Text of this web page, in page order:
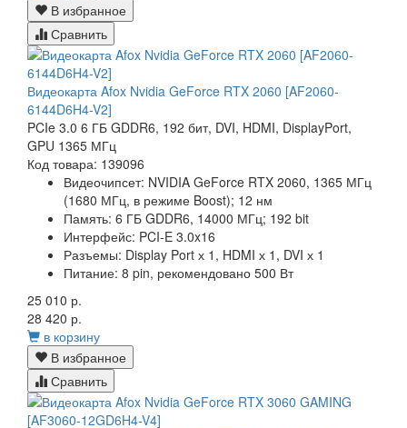
В избранное
Сравнить
Видеокарта Afox Nvidia GeForce RTX 2060 [AF2060-
6144D6H4-V2]
PCIe 3.0 6 ГБ GDDR6, 192 бит, DVI, HDMI, DisplayPort,
GPU 1365 МГц
Код товара: 139096
Видеочипсет: NVIDIA GeForce RTX 2060, 1365 МГц
(1680 МГц, в режиме Boost); 12 нм
Память: 6 ГБ GDDR6, 14000 МГц; 192 bit
Интерфейс: PCI-E 3.0x16
Разъемы: Display Port х 1, HDMI х 1, DVI х 1
Питание: 8 pin, рекомендовано 500 Вт
25 010 р.
28 420 р.
в корзину
В избранное
Сравнить